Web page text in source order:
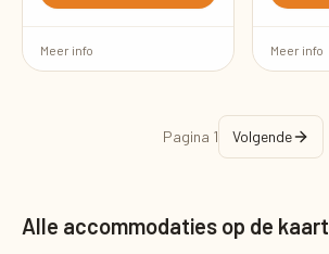
Meer info Meer info
Pagina 1 Volgende
Alle accommodaties op de kaart